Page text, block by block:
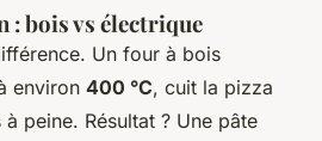
: bois vs électrique
Un four à bois
environ 400 °C, cuit la pizza
peine. Résultat ? Une pâte